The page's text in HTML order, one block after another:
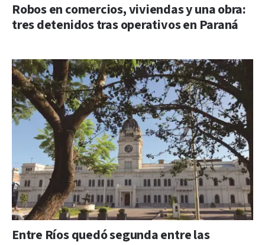
Robos en comercios, viviendas y una obra:
tres detenidos tras operativos en Paraná
Entre Ríos quedó segunda entre las